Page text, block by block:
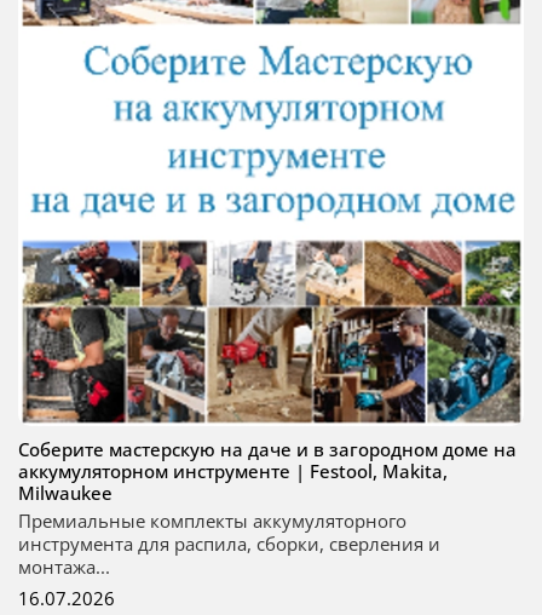
Соберите мастерскую на даче и в загородном доме на
аккумуляторном инструменте | Festool, Makita,
Milwaukee
Премиальные комплекты аккумуляторного
инструмента для распила, сборки, сверления и
монтажа...
16.07.2026